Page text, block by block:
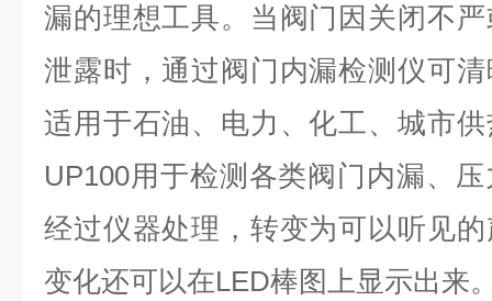
漏的理想工具。当阀门因关闭不
泄露时，通过阀门内漏检测仪可
适用于石油、电力、化工、城市
UP100用于检测各类阀门内漏、
经过仪器处理，转变为可以听见
变化还可以在LED棒图上显示出来